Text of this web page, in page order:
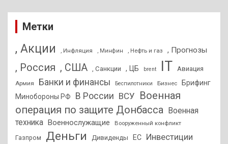
Метки
, Акции , Инфляция , Минфин , Нефть и газ , Прогнозы
, Россия , США , Санкции , ЦБ brent IT Авиация
Армия Банки и финансы Беспилотники Бизнес
Брифинг
Минобороны РФ
В России ВСУ Военная
операция по защите Донбасса
Военная
техника
Военнослужащие Вооруженный конфликт
Газпром Деньги Дивиденды ЕС Инвестиции